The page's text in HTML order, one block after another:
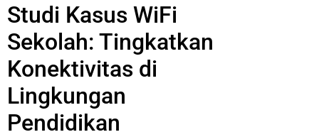
Studi Kasus WiFi
Sekolah: Tingkatkan
Konektivitas di
Lingkungan
Pendidikan